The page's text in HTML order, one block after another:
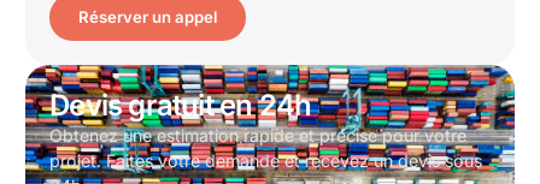
Réserver un appel
Devis gratuit en 24h
Obtenez une estimation rapide et précise pour votre
projet. Faites votre demande et recevez un devis sous